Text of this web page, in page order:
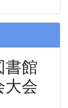
館
大会